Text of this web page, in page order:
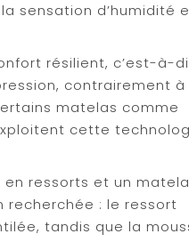
sensation d’humidité
résilient, c’est-à-
contrairement à
matelas comme
cette
ressorts et un
recherchée : le ressort
tandis que la